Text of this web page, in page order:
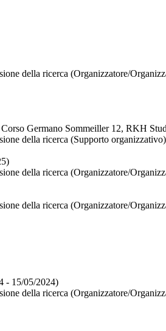
della ricerca (Organizzatore/
Germano Sommeiller 12, RKH
della ricerca (Supporto organizzativo)
della ricerca (Organizzatore/
della ricerca (Organizzatore/
- 15/05/2024)
della ricerca (Organizzatore/